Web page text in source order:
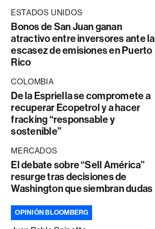
ESTADOS UNIDOS
Bonos de San Juan ganan
atractivo entre inversores ante la
escasez de emisiones en Puerto
Rico
COLOMBIA
De la Espriella se compromete a
recuperar Ecopetrol y a hacer
fracking “responsable y
sostenible”
MERCADOS
El debate sobre “Sell América”
resurge tras decisiones de
Washington que siembran dudas
OPINIÓN BLOOMBERG